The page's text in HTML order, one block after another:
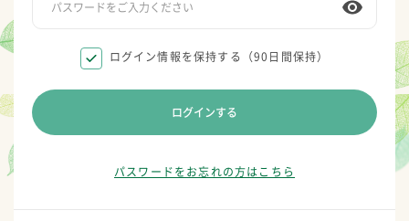
ログイン情報を保持する（90日間保持）
ログインする
パスワードをお忘れの方はこちら